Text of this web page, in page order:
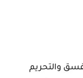
والتحريم